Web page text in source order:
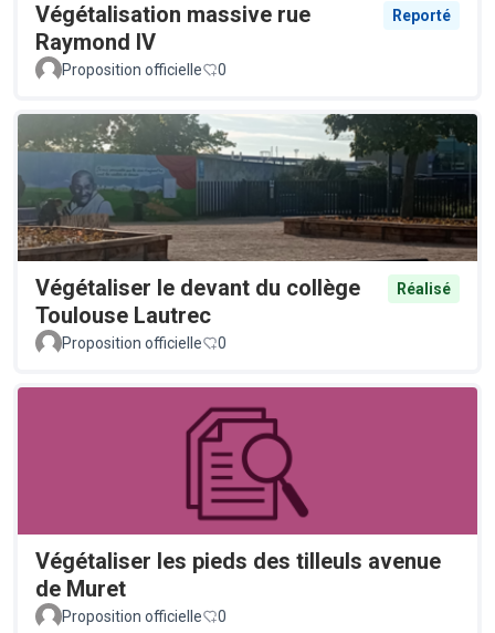
Végétalisation massive rue
Raymond IV
Reporté
Proposition officielle 0
Végétaliser le devant du collège
Toulouse Lautrec
Réalisé
Proposition officielle 0
Végétaliser les pieds des tilleuls avenue
de Muret
Proposition officielle 0